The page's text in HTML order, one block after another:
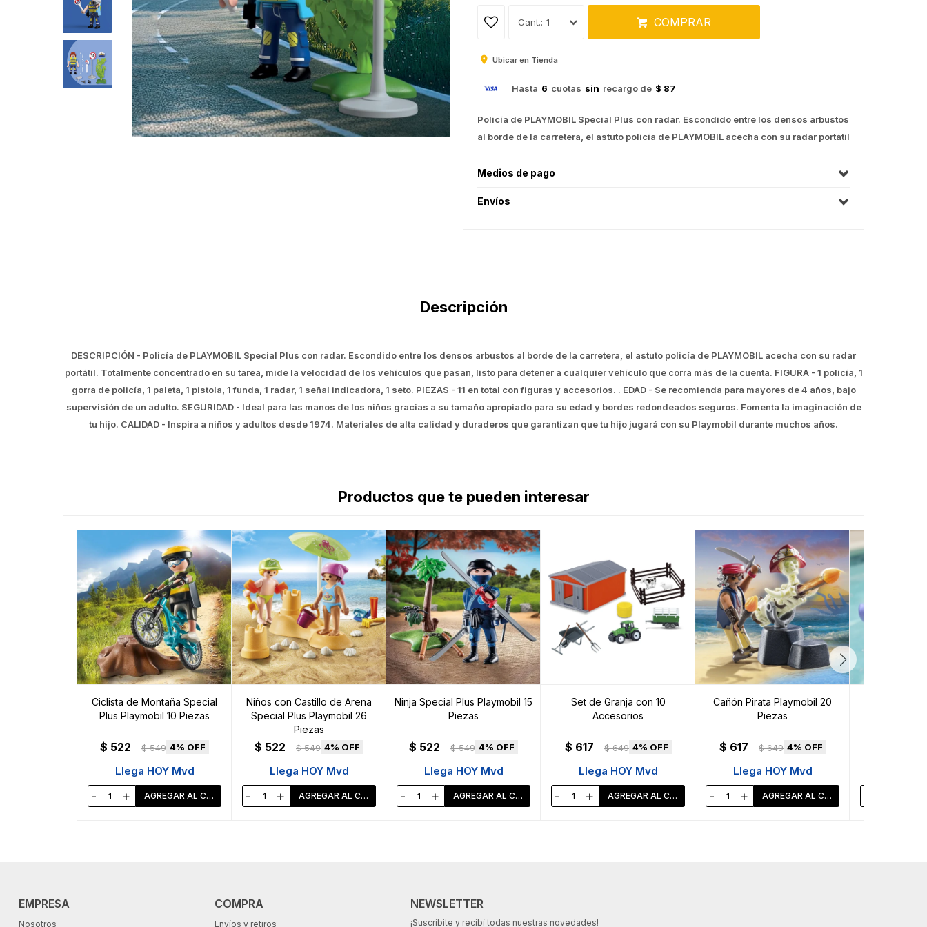
1 COMPRAR
Ubicar en Tienda
Hasta 6 cuotas sin recargo de $ 87
Policía de PLAYMOBIL Special Plus con radar. Escondido entre los densos arbustos
al borde de la carretera, el astuto policía de PLAYMOBIL acecha con su radar portátil
Medios de pago
Envíos
Descripción
DESCRIPCIÓN - Policía de PLAYMOBIL Special Plus con radar. Escondido entre los densos arbustos al borde de la carretera, el astuto policía de PLAYMOBIL acecha con su radar
portátil. Totalmente concentrado en su tarea, mide la velocidad de los vehículos que pasan, listo para detener a cualquier vehículo que corra más de la cuenta. FIGURA - 1 policía, 1
gorra de policía, 1 paleta, 1 pistola, 1 funda, 1 radar, 1 señal indicadora, 1 seto. PIEZAS - 11 en total con figuras y accesorios. . EDAD - Se recomienda para mayores de 4 años, bajo
supervisión de un adulto. SEGURIDAD - Ideal para las manos de los niños gracias a su tamaño apropiado para su edad y bordes redondeados seguros. Fomenta la imaginación de
tu hijo. CALIDAD - Inspira a niños y adultos desde 1974. Materiales de alta calidad y duraderos que garantizan que tu hijo jugará con su Playmobil durante muchos años.
Productos que te pueden interesar
Ciclista de Montaña Special
Plus Playmobil 10 Piezas
$ 522 $ 549 4
Llega HOY Mvd
- +
Niños con Castillo de Arena
Special Plus Playmobil 26
Piezas
$ 522 $ 549 4
Llega HOY Mvd
- +
Ninja Special Plus Playmobil 15
Piezas
$ 522 $ 549 4
Llega HOY Mvd
- +
Set de Granja con 10
Accesorios
$ 617 $ 649 4
Llega HOY Mvd
- +
Cañón Pirata Playmobil 20
Piezas
$ 617 $ 649 4
Llega HOY Mvd
- +
EMPRESA
Nosotros
COMPRA
Envíos y retiros
NEWSLETTER
¡Suscribite y recibí todas nuestras novedades!